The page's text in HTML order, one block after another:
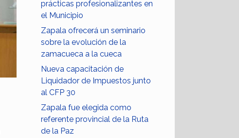
prácticas profesionalizantes en
el Municipio
Zapala ofrecerá un seminario
sobre la evolución de la
zamacueca a la cueca
Nueva capacitación de
Liquidador de Impuestos junto
al CFP 30
Zapala fue elegida como
referente provincial de la Ruta
de la Paz